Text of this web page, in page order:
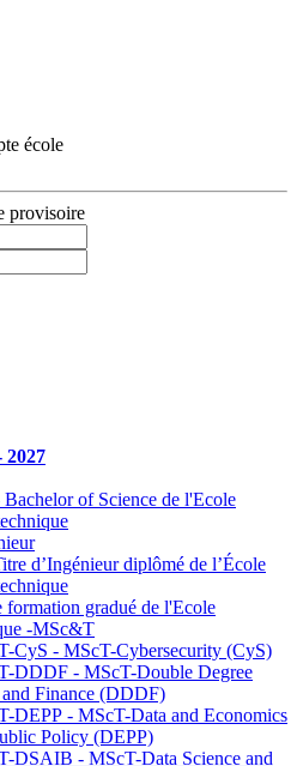
école
provisoire
2027
of Science de l'Ecole
d’Ingénieur diplômé de l’École
formation gradué de l'Ecole
-MSc&T
CyS - MScT-Cybersecurity (CyS)
DDDF - MScT-Double Degree
Finance (DDDF)
DEPP - MScT-Data and Economics
Policy (DEPP)
DSAIB - MScT-Data Science and